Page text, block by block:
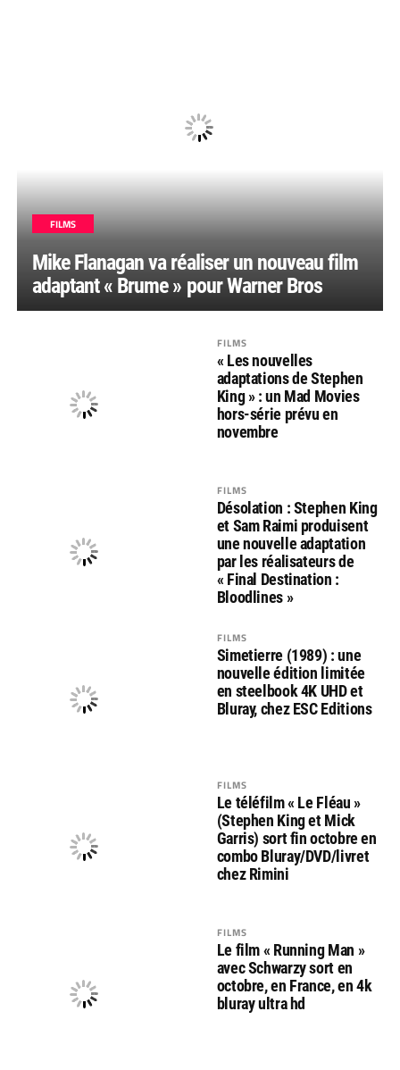
FILMS
Mike Flanagan va réaliser un nouveau film
adaptant « Brume » pour Warner Bros
FILMS
« Les nouvelles
adaptations de Stephen
King » : un Mad Movies
hors-série prévu en
novembre
FILMS
Désolation : Stephen King
et Sam Raimi produisent
une nouvelle adaptation
par les réalisateurs de
« Final Destination :
Bloodlines »
FILMS
Simetierre (1989) : une
nouvelle édition limitée
en steelbook 4K UHD et
Bluray, chez ESC Editions
FILMS
Le téléfilm « Le Fléau »
(Stephen King et Mick
Garris) sort fin octobre en
combo Bluray/DVD/livret
chez Rimini
FILMS
Le film « Running Man »
avec Schwarzy sort en
octobre, en France, en 4k
bluray ultra hd